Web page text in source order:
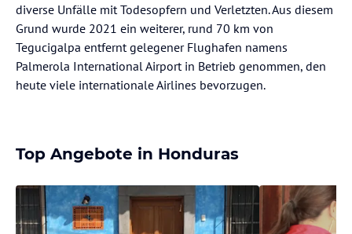
diverse Unfälle mit Todesopfern und Verletzten. Aus diesem
Grund wurde 2021 ein weiterer, rund 70 km von
Tegucigalpa entfernt gelegener Flughafen namens
Palmerola International Airport in Betrieb genommen, den
heute viele internationale Airlines bevorzugen.
Top Angebote in Honduras